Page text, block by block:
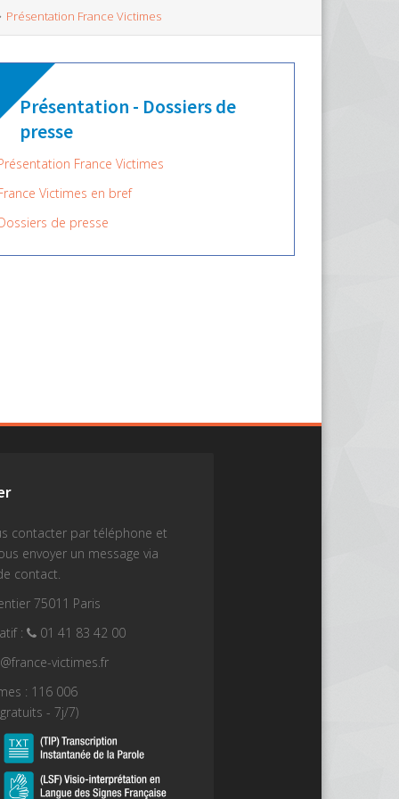
Présentation France Victimes
Présentation - Dossiers de
presse
France Victimes
Victimes en bref
de presse
contacter par téléphone et
envoyer un message via
contact.
75011 Paris
:
01 41 83 42 00
victimes.fr
: 116 006
- 7j/7)